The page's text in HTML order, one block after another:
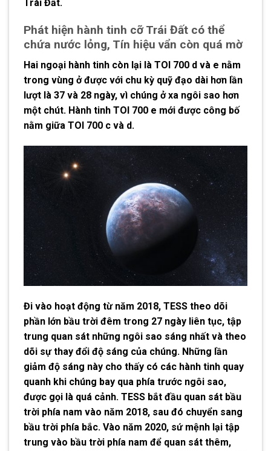
Trái Đất.
Phát hiện hành tinh cỡ Trái Đất có thể
chứa nước lỏng, Tín hiệu vẩn còn quá mờ
Hai ngoại hành tinh còn lại là TOI 700 d và e nằm
trong vùng ở được với chu kỳ quỹ đạo dài hơn lần
lượt là 37 và 28 ngày, vì chúng ở xa ngôi sao hơn
một chút. Hành tinh TOI 700 e mới được công bố
nằm giữa TOI 700 c và d.
Đi vào hoạt động từ năm 2018, TESS theo dõi
phần lớn bầu trời đêm trong 27 ngày liên tục, tập
trung quan sát những ngôi sao sáng nhất và theo
dõi sự thay đổi độ sáng của chúng. Những lần
giảm độ sáng này cho thấy có các hành tinh quay
quanh khi chúng bay qua phía trước ngôi sao,
được gọi là quá cảnh. TESS bắt đầu quan sát bầu
trời phía nam vào năm 2018, sau đó chuyển sang
bầu trời phía bắc. Vào năm 2020, sứ mệnh lại tập
trung vào bầu trời phía nam để quan sát thêm,